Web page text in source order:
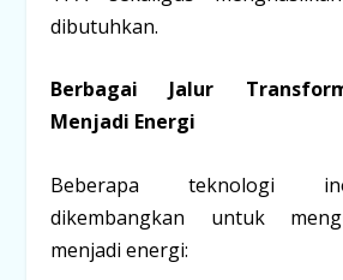
dibutuhkan.
Berbagai Jalur
Menjadi Energi
Beberapa teknologi
dikembangkan untuk
menjadi energi: